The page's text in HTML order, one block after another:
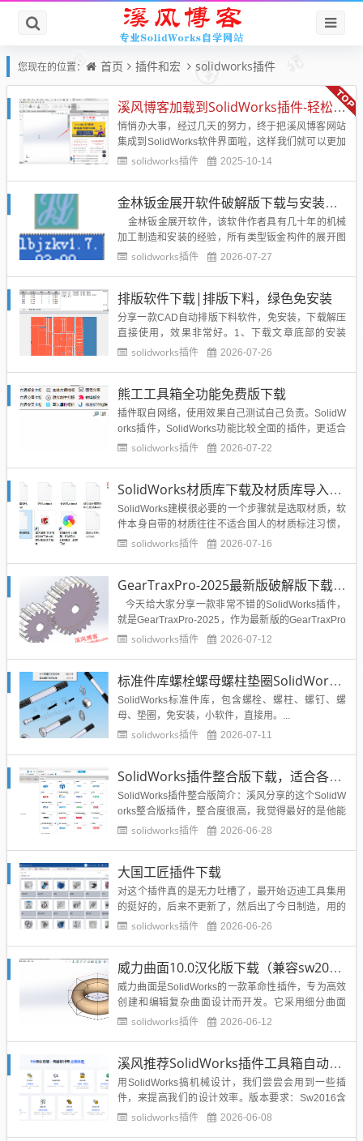
您现在的位置： 首页 插件和宏 solidworks插件
溪风博客加载到SolidWorks插件-轻松学习和浏览
悄悄办大事，经过几天的努力，终于把溪风博客网站
集成到SolidWorks软件界面啦，这样我们就可以更加
轻松的访问网站啦，先展示效果：我们把溪风博客-专
好。...
solidworks插件 2025-10-14
金林钣金展开软件破解版下载与安装使用教程
金林钣金展开软件，该软件作者具有几十年的机械
加工制造和安装的经验，所有类型钣金构件的展开图
都经过实践的检验，能够保证钣金构件的准确加工。
种相交构件，还有矩形、方圆接头、球罐、...
solidworks插件 2026-07-27
排版软件下载|排版下料，绿色免安装
分享一款CAD自动排版下料软件，免安装，下载解压
直接使用，效果非常好。1、下载文章底部的安装
包，解压以后我们把安装包移动到C盘或或D盘等，不
solidworks插件 2026-07-26
熊工工具箱全功能免费版下载
插件取自网络，使用效果自己测试自己负责。SolidW
orks插件，SolidWorks功能比较全面的插件，更适合
钣金设计师的插件。...
solidworks插件 2026-07-22
SolidWorks材质库下载及材质库导入方法
SolidWorks建模很必要的一个步骤就是选取材质，软
件本身自带的材质往往不适合国人的材质标注习惯，
所以总结整理的SolidWorks材质库，提供给博友们下
solidworks插件 2026-07-16
GearTraxPro-2025最新版破解版下载，免注册免破解直接用SolidWorks齿轮/链轮/带轮插件
今天给大家分享一款非常不错的SolidWorks插件，
就是GearTraxPro-2025，作为最新版的GearTraxPro
-2025，也是非常的好用，下载安装直接用，无需注
solidworks插件 2026-07-12
标准件库螺栓螺母螺柱垫圈SolidWorks标准件插件
SolidWorks标准件库，包含螺栓、螺柱、螺钉、螺
母、垫圈，免安装，小软件，直接用。...
solidworks插件 2026-07-11
SolidWorks插件整合版下载，适合各个版本SolidWorks
SolidWorks插件整合版简介：溪风分享的这个SolidW
orks整合版插件，整合度很高，我觉得最好的是他能
生成带参数特征的模型，而且适合SolidWorks各个版
用的三益精密、怡合达、米思米...
solidworks插件 2026-06-28
大国工匠插件下载
对这个插件真的是无力吐槽了，最开始迈迪工具集用
的挺好的，后来不更新了，然后出了今日制造，用的
还行又收费了，接着出了个大工程师，以为会消停消
的配方，还是原来的界面，还是原来的操作流程，只
是名字改成了大国工匠。大...
solidworks插件 2026-06-26
威力曲面10.0汉化版下载（兼容sw2020-2025）
威力曲面是SolidWorks的一款革命性插件，专为高效
创建和编辑复杂曲面设计而开发。它采用细分曲面
（Sub-D）建模技术，允许用户通过草图命令或基本
推拉编辑、实时网格调整、精准约束控制，并能将模
型转换为A级曲...
solidworks插件 2026-06-12
溪风推荐SolidWorks插件工具箱自动出图，提高设计效率
用SolidWorks搞机械设计，我们尝尝会用到一些插
件，来提高我们的设计效率。版本要求：Sw2016含
以上...solidworks插件 2026-06-08